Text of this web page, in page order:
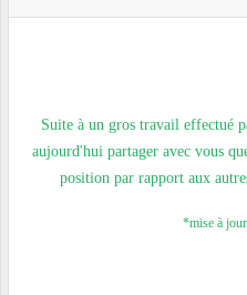
Suite à un gros travail effectué
aujourd'hui partager avec vous
position par rapport aux
*mise à